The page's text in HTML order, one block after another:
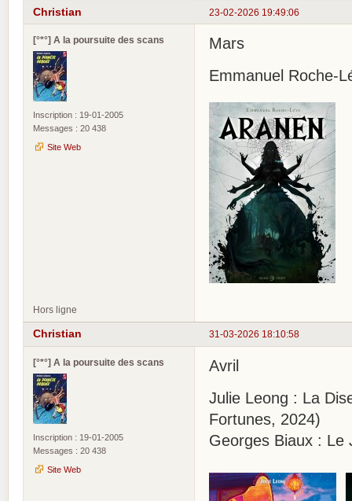
23-02-2026 19:49:06
Christian
[°*°] A la poursuite des scans
Inscription : 19-01-2005
Messages : 20 438
Site Web
Mars
Emmanuel Roche-
Hors ligne
31-03-2026 18:10:58
Christian
[°*°] A la poursuite des scans
Inscription : 19-01-2005
Messages : 20 438
Site Web
Avril
Julie Leong : La
Fortunes, 2024)
Georges Biaux : Le